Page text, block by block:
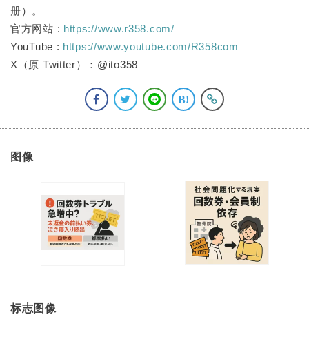
册）。
官方网站 : https://www.r358.com/
YouTube : https://www.youtube.com/R358com
X（原 Twitter）：@ito358
图像
标志图像